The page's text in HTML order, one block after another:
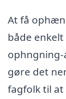
At få
både
gøre det
fagfolk til